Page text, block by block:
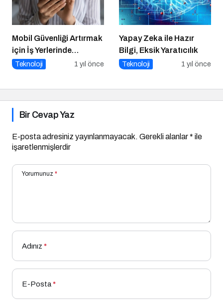
Mobil Güvenliği Artırmak
için İş Yerlerinde
Alınabilecek 8 Temel
Teknoloji 1 yıl önce
Yapay Zeka ile Hazır
Bilgi, Eksik Yaratıcılık
Teknoloji 1 yıl önce
Bir Cevap Yaz
E-posta adresiniz yayınlanmayacak. Gerekli alanlar* ile
işaretlenmişlerdir
Yorumunuz *
Adınız *
E-Posta*